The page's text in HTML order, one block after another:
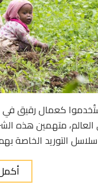
استُخدموا كعمال
متهمين هذه
التوريد الخاصة